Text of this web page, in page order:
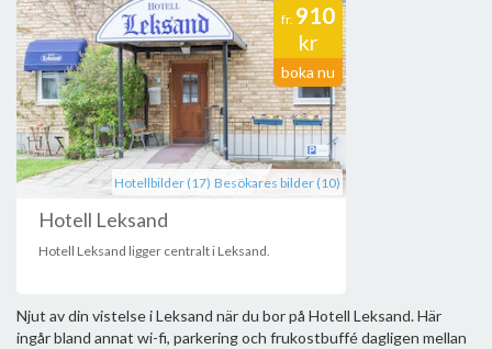
fr. 910
kr
boka nu
Hotellbilder (17) Besökares bilder (10)
Hotell Leksand
Hotell Leksand ligger centralt i Leksand.
Njut av din vistelse i Leksand när du bor på Hotell Leksand. Här
ingår bland annat wi-fi, parkering och frukostbuffé dagligen mellan